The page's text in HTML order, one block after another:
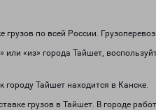
грузов по всей России.
или «из» города Тайшет,
Тайшет находится в Канске.
грузов в Тайшет. В городе